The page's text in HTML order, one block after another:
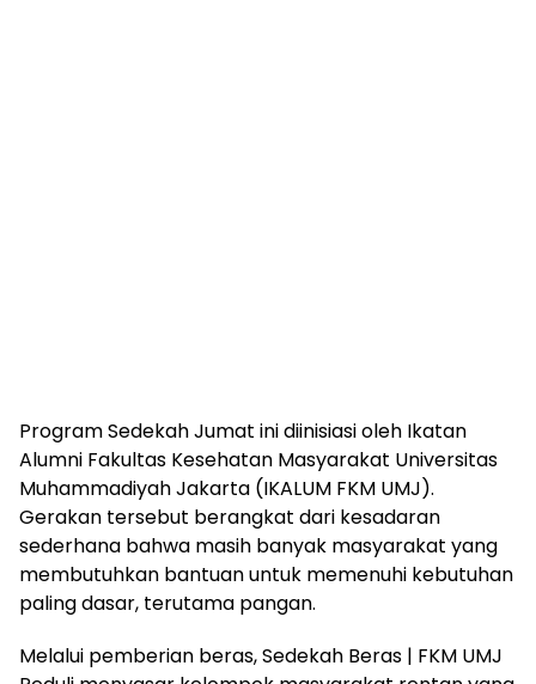
Program Sedekah Jumat ini diinisiasi oleh Ikatan
Alumni Fakultas Kesehatan Masyarakat Universitas
Muhammadiyah Jakarta (IKALUM FKM UMJ).
Gerakan tersebut berangkat dari kesadaran
sederhana bahwa masih banyak masyarakat yang
membutuhkan bantuan untuk memenuhi kebutuhan
paling dasar, terutama pangan.
Melalui pemberian beras, Sedekah Beras | FKM UMJ